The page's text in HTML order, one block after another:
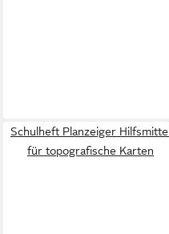
Schulheft Planzeiger Hilfsmittel
für topografische Karten